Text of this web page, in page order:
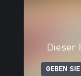
Dieser
GEBEN